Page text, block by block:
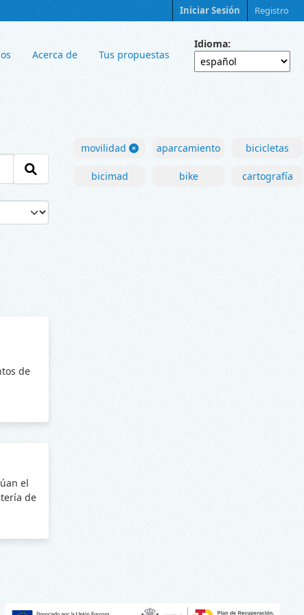
Iniciar Sesión Registro
Acerca de Tus propuestas
Idioma
de
el
de
movilidad aparcamiento bicicletas
bicimad bike cartografía